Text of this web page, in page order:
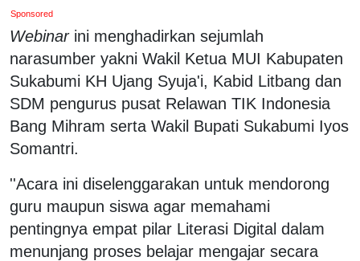
Sponsored
Webinarini menghadirkan sejumlah
narasumber yakni Wakil Ketua MUI Kabupaten
Sukabumi KH Ujang Syuja'i, Kabid Litbang dan
SDM pengurus pusat Relawan TIK Indonesia
Bang Mihram serta Wakil Bupati Sukabumi Iyos
Somantri.
''Acara ini diselenggarakan untuk mendorong
guru maupun siswa agar memahami
pentingnya empat pilar Literasi Digital dalam
menunjang proses belajar mengajar secara